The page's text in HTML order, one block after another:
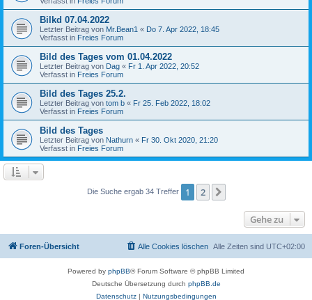
Bilkd 07.04.2022
Letzter Beitrag von Mr.Bean1 « Do 7. Apr 2022, 18:45
Verfasst in Freies Forum
Bild des Tages vom 01.04.2022
Letzter Beitrag von Dag « Fr 1. Apr 2022, 20:52
Verfasst in Freies Forum
Bild des Tages 25.2.
Letzter Beitrag von tom b « Fr 25. Feb 2022, 18:02
Verfasst in Freies Forum
Bild des Tages
Letzter Beitrag von Nathurn « Fr 30. Okt 2020, 21:20
Verfasst in Freies Forum
Die Suche ergab 34 Treffer 1 2
Gehe zu
Foren-Übersicht Alle Zeiten sind UTC+02:00
Alle Cookies löschen
Powered by phpBB® Forum Software © phpBB Limited
Deutsche Übersetzung durch phpBB.de
Datenschutz| Nutzungsbedingungen